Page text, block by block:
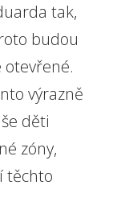
tak,
budou
výrazně
děti
zóny,
těchto